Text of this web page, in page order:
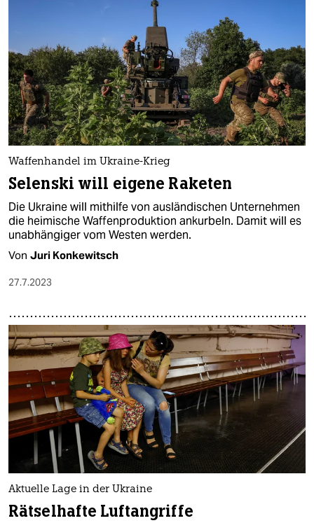
Waffenhandel im Ukraine-Krieg
Selenski will eigene Raketen
Die Ukraine will mithilfe von ausländischen Unternehmen
die heimische Waffen­produktion ankurbeln. Damit will es
unabhängiger vom Westen werden.
Von Juri Konkewitsch
27.7.2023
Aktuelle Lage in der Ukraine
Rätselhafte Luftangriffe